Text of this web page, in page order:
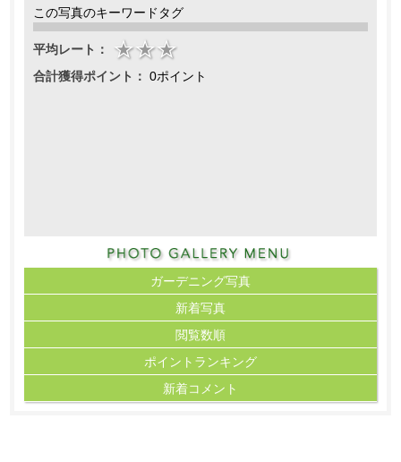
この写真のキーワードタグ
平均レート：
合計獲得ポイント： 0ポイント
ガーデニング写真
新着写真
閲覧数順
ポイント ランキング
新着コメント